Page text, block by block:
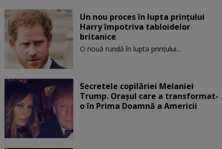
Un nou proces în lupta prinţului
Harry împotriva tabloidelor
britanice
O nouă rundă în lupta prinţului...
Secretele copilăriei Melaniei
Trump. Orașul care a transformat-
o în Prima Doamnă a Americii